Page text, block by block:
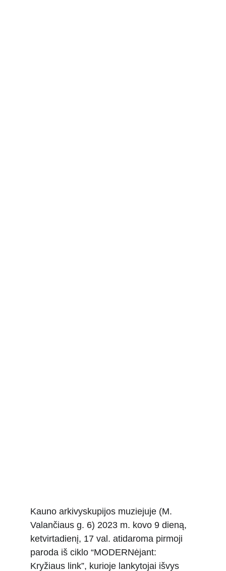
Kauno arkivyskupijos muziejuje (M.
Valančiaus g. 6) 2023 m. kovo 9 dieną,
ketvirtadienį, 17 val. atidaroma pirmoji
paroda iš ciklo “MODERNėjant:
Kryžiaus link”, kurioje lankytojai išvys